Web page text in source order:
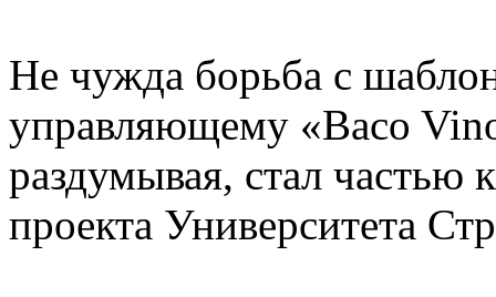
Не чужда борьба с
управляющему «Baco
раздумывая, стал частью
проекта Университета